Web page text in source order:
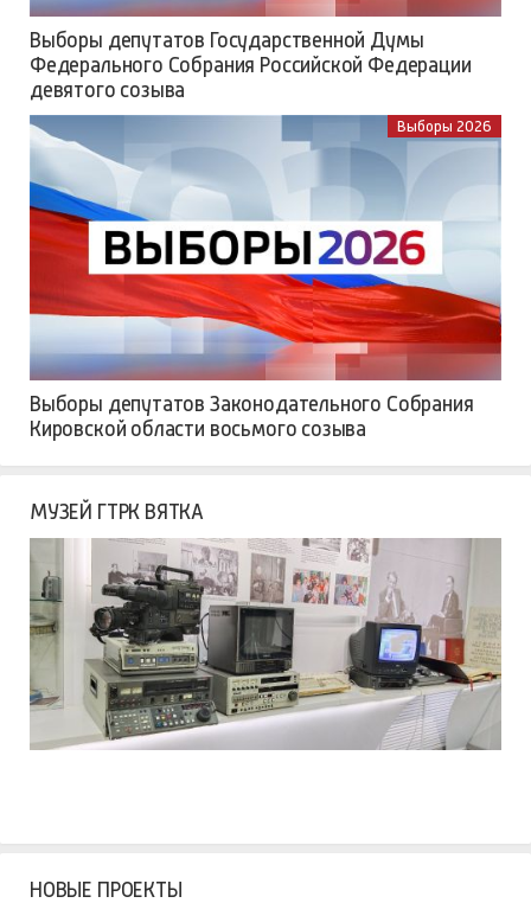
Выборы депутатов Государственной Думы
Федерального Собрания Российской Федерации
девятого созыва
Выборы 2026
Выборы депутатов Законодательного Собрания
Кировской области восьмого созыва
МУЗЕЙ ГТРК ВЯТКА
НОВЫЕ ПРОЕКТЫ